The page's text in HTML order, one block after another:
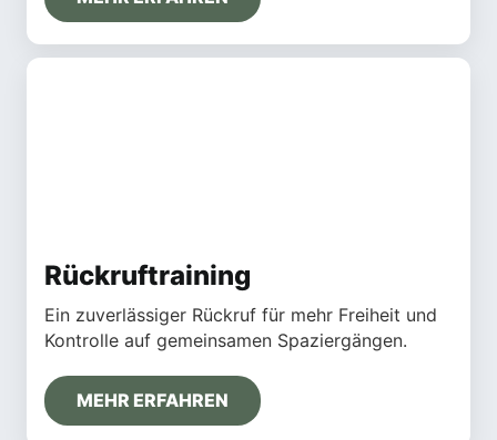
Rückruftraining
Ein zuverlässiger Rückruf für mehr Freiheit und
Kontrolle auf gemeinsamen Spaziergängen.
MEHR ERFAHREN